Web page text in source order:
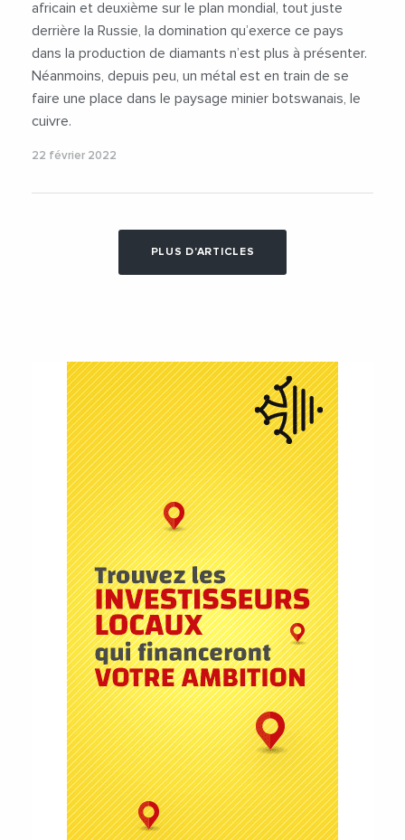
africain et deuxième sur le plan mondial, tout juste
derrière la Russie, la domination qu’exerce ce pays
dans la production de diamants n’est plus à présenter.
Néanmoins, depuis peu, un métal est en train de se
faire une place dans le paysage minier botswanais, le
cuivre.
22 février 2022
PLUS D'ARTICLES